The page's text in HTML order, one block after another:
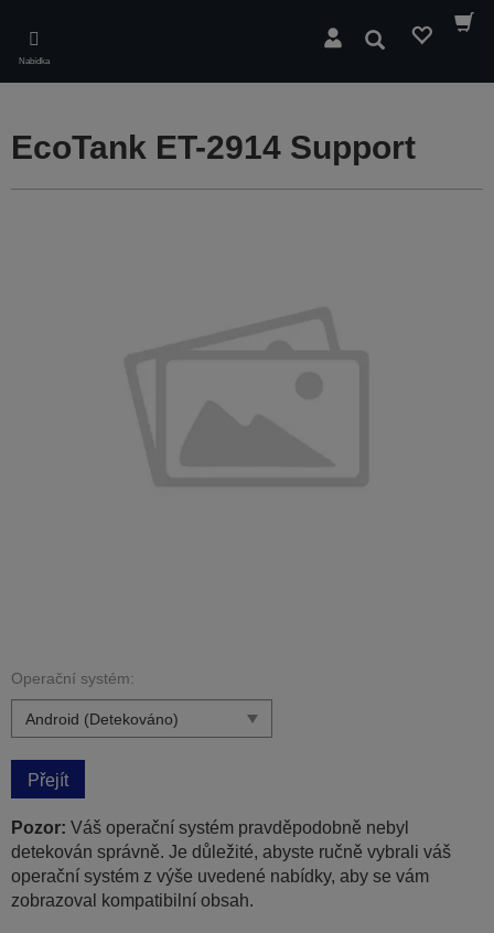
main
content
Nabídka
Hledat
EcoTank ET-2914 Support
Operační systém:
Přejít
Pozor: Váš operační systém pravděpodobně nebyl
detekován správně. Je důležité, abyste ručně vybrali váš
operační systém z výše uvedené nabídky, aby se vám
zobrazoval kompatibilní obsah.